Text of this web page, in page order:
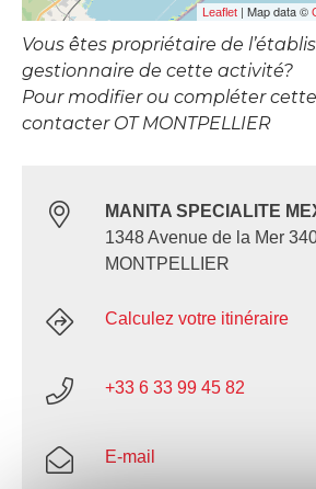
Leaflet | Map data ©
Vous êtes propriétaire de
gestionnaire de cette activité?
Pour modifier ou compléter
contacter OT MONTPELLIER
MANITA SPECIALITE
1348 Avenue de la Mer
MONTPELLIER
Calculez votre itinéraire
+33 6 33 99 45 82
E-mail